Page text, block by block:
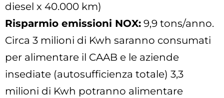
diesel x 40.000 km)
Risparmio emissioni NOX: 9,9 tons/anno.
Circa 3 milioni di Kwh saranno consumati
per alimentare il CAAB e le aziende
insediate (autosufficienza totale) 3,3
milioni di Kwh potranno alimentare